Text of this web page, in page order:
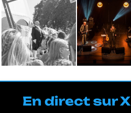
En direct sur X